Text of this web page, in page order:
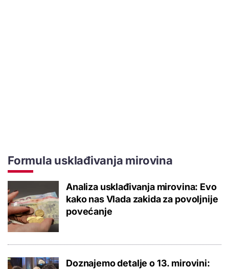
Formula usklađivanja mirovina
Analiza usklađivanja mirovina: Evo
kako nas Vlada zakida za povoljnije
povećanje
Doznajemo detalje o 13. mirovini: